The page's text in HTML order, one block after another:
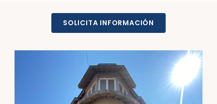
SOLICITA INFORMACIÓN